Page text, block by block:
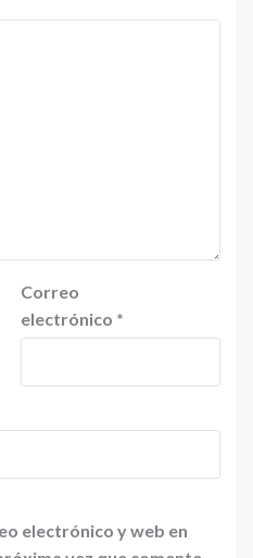
Correo
electrónico *
electrónico y web en